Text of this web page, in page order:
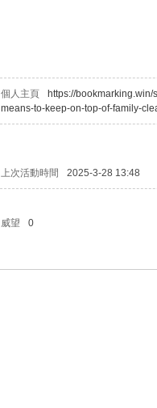
個人主頁
https://bookmarking.win/
means-to-keep-on-top-of-family-
上次活動時間 2025-3-28 13:48
威望 0